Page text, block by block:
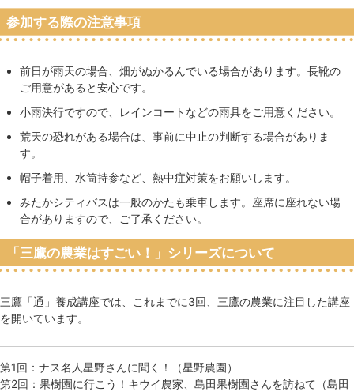
参加する際の注意事項
前日が雨天の場合、畑がぬかるんでいる場合があります。長靴の
ご用意があると安心です。
小雨決行ですので、レインコートなどの雨具をご用意ください。
荒天の恐れがある場合は、事前に中止の判断する場合がありま
す。
帽子着用、水筒持参など、熱中症対策をお願いします。
みたかシティバスは一般のかたも乗車します。座席に座れない場
合がありますので、ご了承ください。
「三鷹の農業はすごい！」シリーズについて
三鷹「通」養成講座では、これまでに3回、三鷹の農業に注目した講座
を開いています。
第1回：ナス名人星野さんに聞く！（星野農園）
第2回：果樹園に行こう！キウイ農家、島田果樹園さんを訪ねて（島田